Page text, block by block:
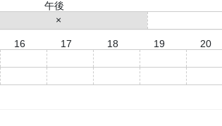
午後
×
16 17 18 19 20